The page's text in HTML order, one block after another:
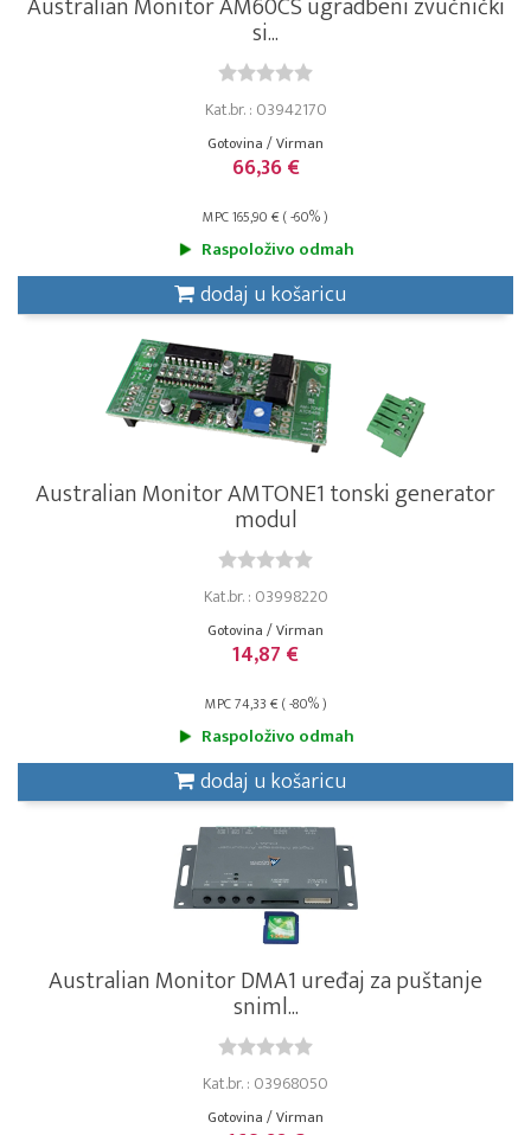
si...
Kat.br. : 03942170
Gotovina / Virman
66,36 €
MPC 165,90 € ( -60% )
Raspoloživo odmah
dodaj u košaricu
Australian Monitor AMTONE1 tonski generator
modul
Kat.br. : 03998220
Gotovina / Virman
14,87 €
MPC 74,33 € ( -80% )
Raspoloživo odmah
dodaj u košaricu
Australian Monitor DMA1 uređaj za puštanje
sniml...
Kat.br. : 03968050
Gotovina / Virman